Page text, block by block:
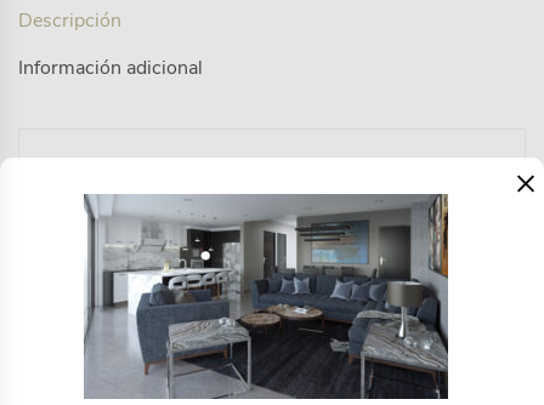
Descripción
Información adicional
en tejido de tubito PVC 100%, con asiento en triplex
espuma y tela antifluido, espaldar en algodón
siliconado.
×